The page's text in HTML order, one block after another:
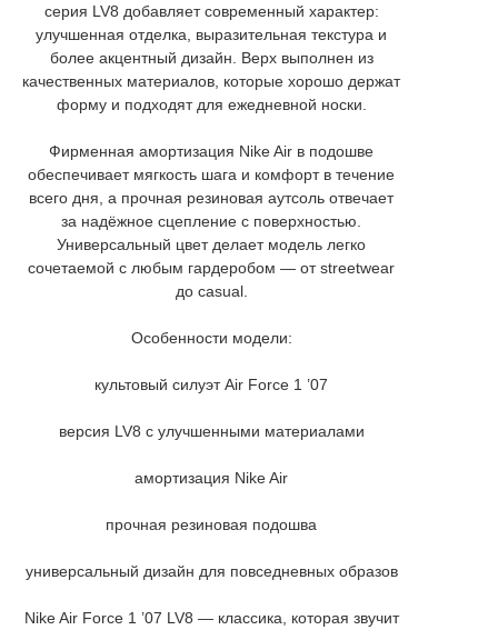
серия LV8 добавляет современный характер:
улучшенная отделка, выразительная текстура и
более акцентный дизайн. Верх выполнен из
качественных материалов, которые хорошо держат
форму и подходят для ежедневной носки.
Фирменная амортизация Nike Air в подошве
обеспечивает мягкость шага и комфорт в течение
всего дня, а прочная резиновая аутсоль отвечает
за надёжное сцепление с поверхностью.
Универсальный цвет делает модель легко
сочетаемой с любым гардеробом — от streetwear
до casual.
Особенности модели:
культовый силуэт Air Force 1 ’07
версия LV8 с улучшенными материалами
амортизация Nike Air
прочная резиновая подошва
универсальный дизайн для повседневных образов
Nike Air Force 1 ’07 LV8 — классика, которая звучит